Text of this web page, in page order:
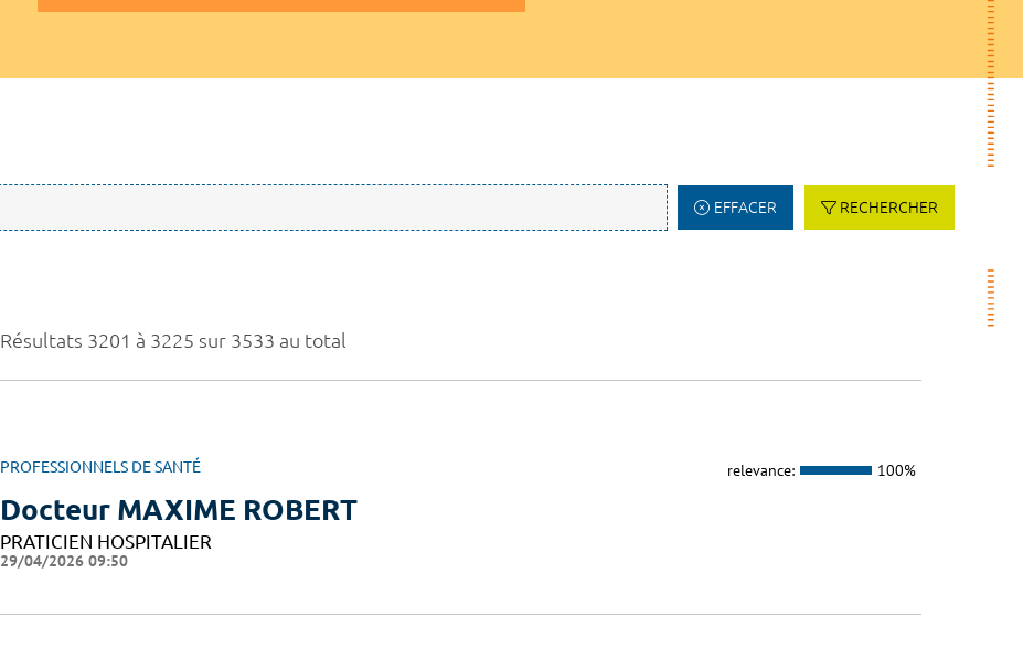
EFFACER RECHERCHER
Résultats 3201 à 3225 sur 3533 au total
PROFESSIONNELS DE SANTÉ relevance: 100%
Docteur MAXIME ROBERT
PRATICIEN HOSPITALIER
29/04/2026 09:50